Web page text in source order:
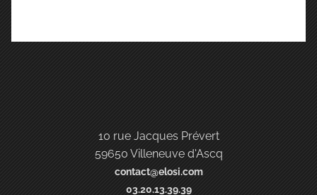
10 rue Jacques Prévert
59650 Villeneuve d'Ascq
contact@elosi.com
03.20.13.39.39